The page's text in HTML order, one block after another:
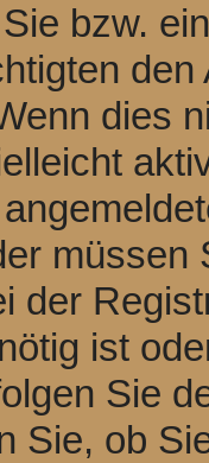
bzw.
dies
müssen
der
ist
Sie
Sie, ob